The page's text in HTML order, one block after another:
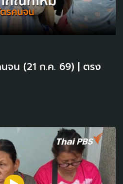
จน (21 ก.ค. 69) | ตรง